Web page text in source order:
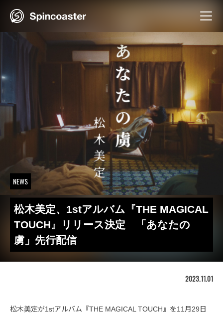
NEWS
松木美定、1stアルバム『THE MAGICAL
TOUCH』リリース決定 「あなたの
虜」先行配信
2023.11.01
松木美定が1stアルバム『THE MAGICAL TOUCH』を11月29日